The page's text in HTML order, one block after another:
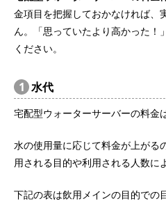
金項目を把握しておかなければ、
ん。「思っていたより高かった！
ください。
1 水代
宅配型ウォーターサーバーの料金
水の使用量に応じて料金が上がる
用される目的や利用される人数に
下記の表は飲用メインの目的での